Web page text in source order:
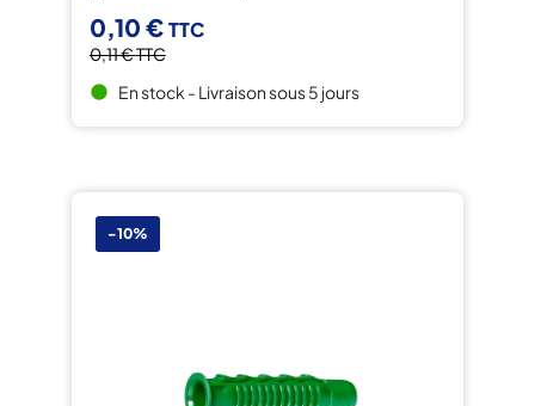
0,10 €TTC
0,11 €TTC
brightness_1 En stock - Livraison sous 5 jours
-10%